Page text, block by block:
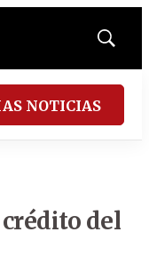
Mostrar
NOTICIAS
del